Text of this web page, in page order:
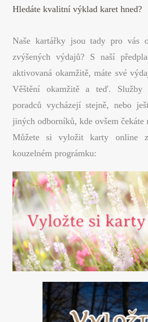
ok r
es In
Hledáte kvalitní výklad karet hned?
Naše kartářky jsou tady pro vás
zvýšených výdajů? S naší
aktivovaná okamžitě, máte své
Věštění okamžitě a teď. Služby
poradců vycházejí stejně, nebo
jiných odborníků, kde ovšem čekáte
Můžete si vyložit karty online
kouzelném prográmku: